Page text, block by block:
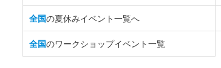
全国の夏休みイベント一覧へ
全国のワークショップイベント一覧